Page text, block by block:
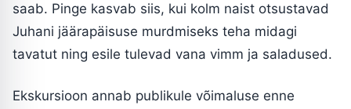
saab. Pinge kasvab siis, kui kolm naist otsustavad
Juhani jäärapäisuse murdmiseks teha midagi
tavatut ning esile tulevad vana vimm ja saladused.
Ekskursioon annab publikule võimaluse enne